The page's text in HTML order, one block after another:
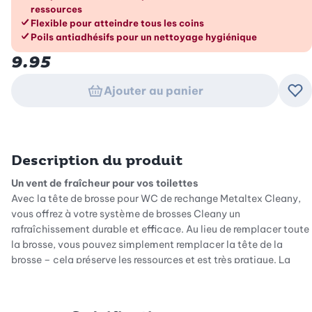
ressources
Flexible pour atteindre tous les coins
Poils antiadhésifs pour un nettoyage hygiénique
9.95
Ajouter au panier
Description du produit
Un vent de fraîcheur pour vos toilettes
Avec la tête de brosse pour WC de rechange Metaltex Cleany,
vous offrez à votre système de brosses Cleany un
rafraîchissement durable et efficace. Au lieu de remplacer toute
la brosse, vous pouvez simplement remplacer la tête de la
brosse – cela préserve les ressources et est très pratique. La